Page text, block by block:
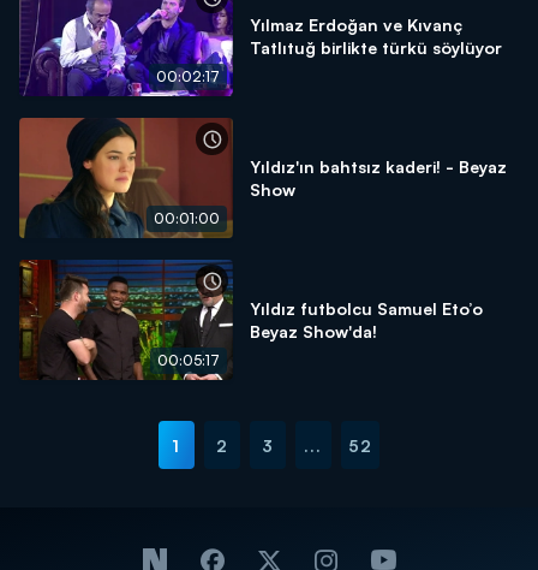
00:02:17
Yılmaz Erdoğan ve Kıvanç
Tatlıtuğ birlikte türkü söylüyor
00:01:00
Yıldız'ın bahtsız kaderi! - Beyaz
Show
00:05:17
Yıldız futbolcu Samuel Eto’o
Beyaz Show'da!
1 2 3 ... 52